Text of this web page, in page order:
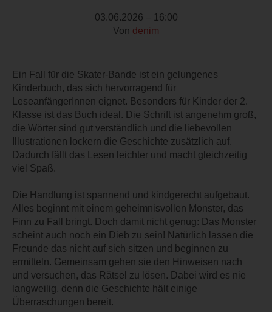
03.06.2026 – 16:00
Von denim
Ein Fall für die Skater-Bande ist ein gelungenes
Kinderbuch, das sich hervorragend für
LeseanfängerInnen eignet. Besonders für Kinder der 2.
Klasse ist das Buch ideal. Die Schrift ist angenehm groß,
die Wörter sind gut verständlich und die liebevollen
Illustrationen lockern die Geschichte zusätzlich auf.
Dadurch fällt das Lesen leichter und macht gleichzeitig
viel Spaß.
Die Handlung ist spannend und kindgerecht aufgebaut.
Alles beginnt mit einem geheimnisvollen Monster, das
Finn zu Fall bringt. Doch damit nicht genug: Das Monster
scheint auch noch ein Dieb zu sein! Natürlich lassen die
Freunde das nicht auf sich sitzen und beginnen zu
ermitteln. Gemeinsam gehen sie den Hinweisen nach
und versuchen, das Rätsel zu lösen. Dabei wird es nie
langweilig, denn die Geschichte hält einige
Überraschungen bereit.